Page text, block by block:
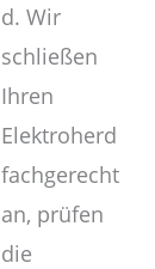
d. Wir
schließen
Ihren
Elektroherd
fachgerecht
an, prüfen
die